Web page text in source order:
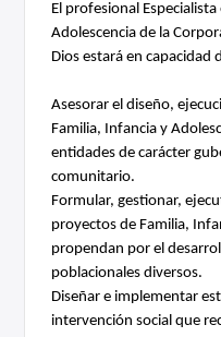
El profesional
Adolescencia de la
Dios estará en capacidad
Asesorar el diseño,
Familia, Infancia y
entidades de carácter
comunitario.
Formular, gestionar,
proyectos de Familia,
propendan por el
poblacionales diversos.
Diseñar e implementar
intervención social que